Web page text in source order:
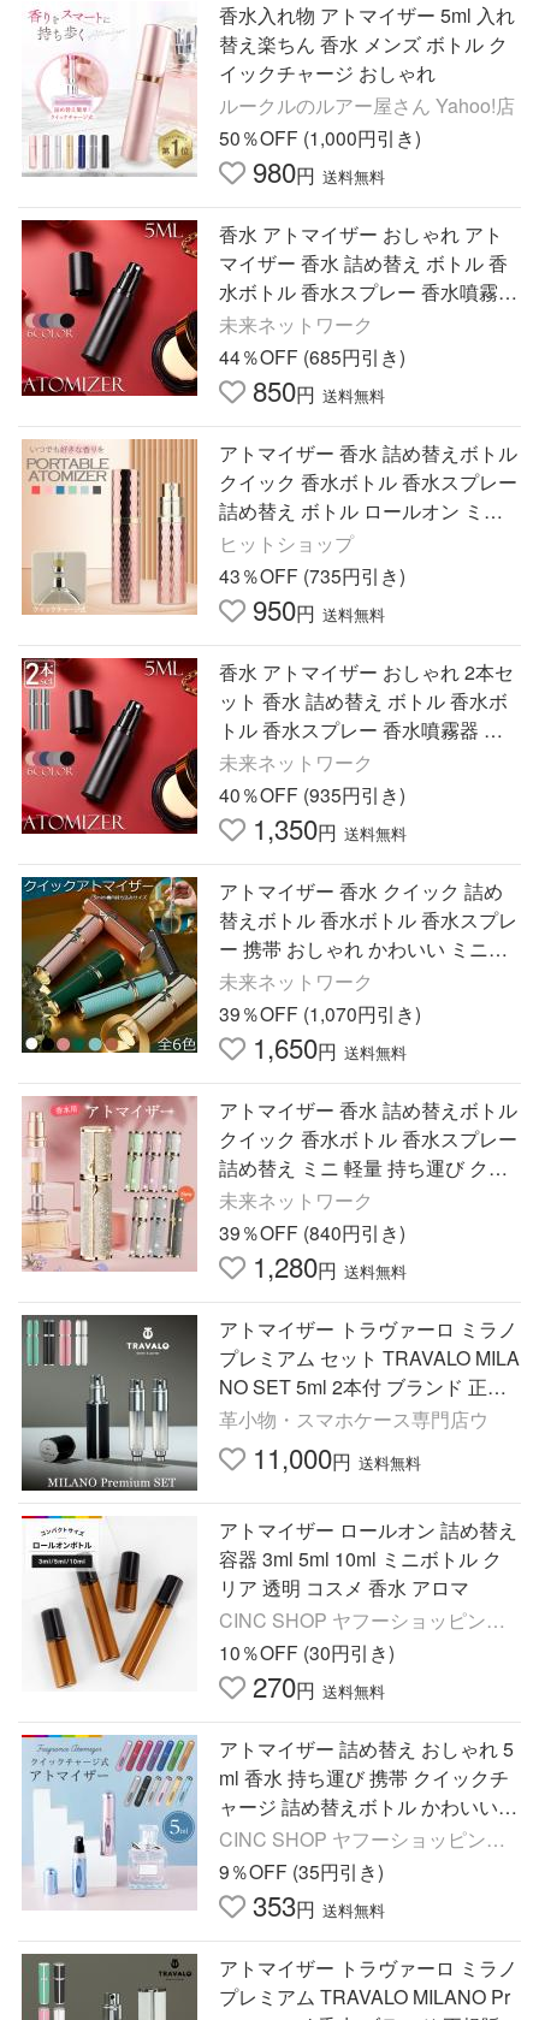
香水入れ物 アトマイザー 5ml 入れ
替え楽ちん 香水 メンズ ボトル ク
イックチャージ おしゃれ
ルークルのルアー屋さん Yahoo!店
50％OFF (1,000円引き)
980円 送料無料
香水 アトマイザー おしゃれ アト
マイザー 香水 詰め替え ボトル 香
水ボトル 香水スプレー 香水噴霧器
携帯 かわいい ミニボトル コンパ
クト コロン 5ml
未来ネットワーク
44％OFF (685円引き)
850円 送料無料
アトマイザー 香水 詰め替えボトル
クイック 香水ボトル 香水スプレー
詰め替え ボトル ロールオン ミニ
軽量 持ち運び クイックアトマイ
ヒットショップ
43％OFF (735円引き)
950円 送料無料
香水 アトマイザー おしゃれ 2本セ
ット 香水 詰め替え ボトル 香水ボ
トル 香水スプレー 香水噴霧器 携
帯 かわいい ミニボトル コンパク
ト コロン 5ml
未来ネットワーク
40％OFF (935円引き)
1,350円 送料無料
アトマイザー 香水 クイック 詰め
替えボトル 香水ボトル 香水スプレ
ー 携帯 おしゃれ かわいい ミニボ
トル コンパクト 旅行 高級感 霧噴
射 簡単 5ml デート
未来ネットワーク
39％OFF (1,070円引き)
1,650円 送料無料
アトマイザー 香水 詰め替えボトル
クイック 香水ボトル 香水スプレー
詰め替え ミニ 軽量 持ち運び クイ
ックアトマイザー 漏れない シンプ
ル 携帯
未来ネットワーク
39％OFF (840円引き)
1,280円 送料無料
アトマイザー トラヴァーロ ミラノ
プレミアム セット TRAVALO MILA
NO SET 5ml 2本付 ブランド 正規
販売店 クイック 香水 おしゃれ ギ
フト メンズ レディース
革小物・スマホケース専門店ウ
11,000円 送料無料
アトマイザー ロールオン 詰め替え
容器 3ml 5ml 10ml ミニボトル ク
リア 透明 コスメ 香水 アロマ
CINC SHOP ヤフーショッピング
店
10％OFF (30円引き)
270円 送料無料
アトマイザー 詰め替え おしゃれ 5
ml 香水 持ち運び 携帯 クイックチ
ャージ 詰め替えボトル かわいい
マット 高級感 旅行
CINC SHOP ヤフーショッピング
店
9％OFF (35円引き)
353円 送料無料
アトマイザー トラヴァーロ ミラノ
プレミアム TRAVALO MILANO Pr